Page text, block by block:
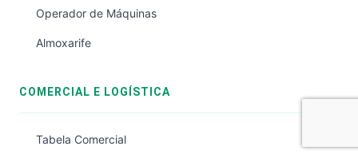
Operador de Máquinas
Almoxarife
COMERCIAL E LOGÍSTICA
Tabela Comercial